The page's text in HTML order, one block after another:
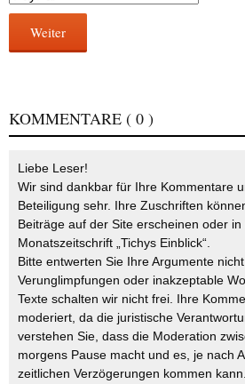
Weiter
KOMMENTARE ( 0 )
Liebe Leser!
Wir sind dankbar für Ihre Kommentare
Beteiligung sehr. Ihre Zuschriften
Beiträge auf der Site erscheinen oder
Monatszeitschrift „Tichys Einblick“.
Bitte entwerten Sie Ihre Argumente
Verunglimpfungen oder inakzeptable
Texte schalten wir nicht frei. Ihre
moderiert, da die juristische
verstehen Sie, dass die Moderation
morgens Pause macht und es, je nach
zeitlichen Verzögerungen kommen